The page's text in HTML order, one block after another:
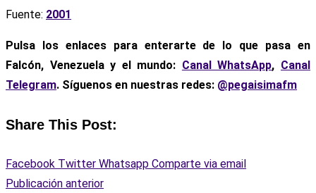
Fuente: 2001
Pulsa los enlaces para enterarte de lo que pasa en
Falcón, Venezuela y el mundo: Canal WhatsApp, Canal
Telegram. Síguenos en nuestras redes: @pegaisimafm
Share This Post:
Facebook Twitter Whatsapp Comparte via email
Publicación anterior